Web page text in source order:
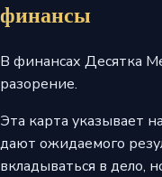
финансы
В финансах Десятка
разорение.
Эта карта указывает
дают ожидаемого
вкладываться в дело,